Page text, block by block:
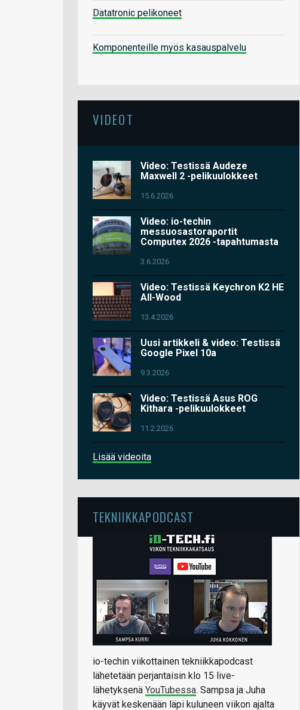
Datatronic pelikoneet
Komponenteille myös kasauspalvelu
VIDEOT
Video: Testissä Audeze
Maxwell 2 -pelikuulokkeet
15.6.2026
Video: io-techin
messuosastoraportit
Computex 2026 -tapahtumasta
3.6.2026
Video: Testissä Keychron K2 HE
All-Wood
13.4.2026
Uusi artikkeli & video: Testissä
Google Pixel 10a
9.3.2026
Video: Testissä Asus ROG
Kithara -pelikuulokkeet
11.2.2026
Lisää videoita
TEKNIIKKAPODCAST
io-techin viikottainen tekniikkapodcast
lähetetään perjantaisin klo 15 live-
lähetyksenä YouTubessa. Sampsa ja Juha
käyvät keskenään läpi kuluneen viikon ajalta